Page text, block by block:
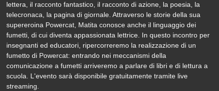
lettera, il racconto fantastico, il racconto di azione, la poesia, la
telecronaca, la pagina di giornale. Attraverso le storie della sua
supereroina Powercat, Matita conosce anche il linguaggio dei
fumetti, di cui diventa appassionata lettrice. In questo incontro per
insegnanti ed educatori, ripercorreremo la realizzazione di un
fumetto di Powercat: entrando nei meccanismi della
comunicazione a fumetti arriveremo a parlare di libri e di lettura a
scuola. L'evento sarà disponibile gratuitamente tramite live
streaming.